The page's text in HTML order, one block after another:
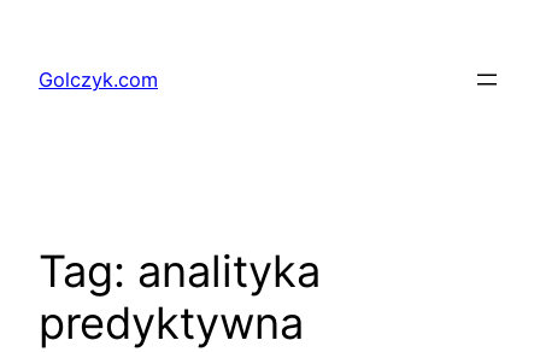
treściGolczyk.com
Tag: analityka
predyktywna